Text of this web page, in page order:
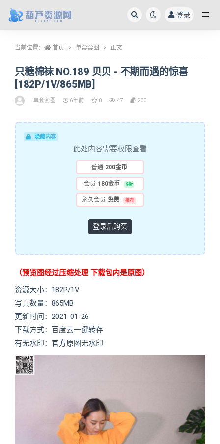
登录
当前位置： 首页 单套套图 正文
只糖棉袜 NO.189 贝贝 - 不期而遇的惊喜
[182P/1V/865MB]
单套套图 6年前 0 47 200
隐藏内容
此处内容需要权限查看
普通 200金币
会员 180金币 9折
永久会员 免费 推荐
登录后购买
（预览图经过压缩处理 下载包内是原图）
资源大小：182P/1V
写真数量：865MB
更新时间：2021-01-26
下载方式：百度云一键转存
有无水印：官方原图无水印